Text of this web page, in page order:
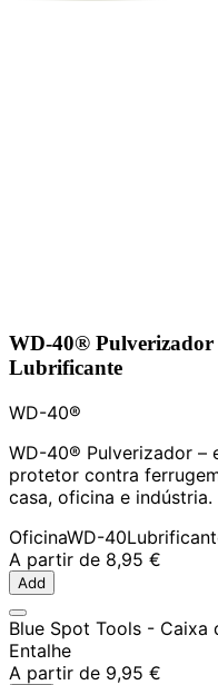
WD-40® Pulverizador
Lubrificante
WD-40®
WD-40® Pulverizador –
protetor contra
casa, oficina e indústria.
OficinaWD-40
A partir de 8,95 €
Add
Blue Spot Tools - Caixa
Entalhe
A partir de 9,95 €